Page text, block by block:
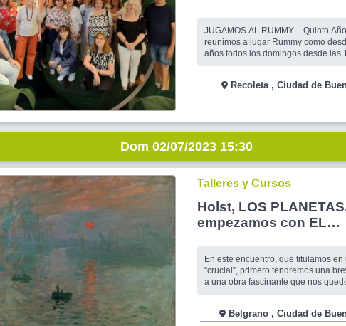
JUGAMOS AL RUMMY – Quinto
reunimos a jugar Rummy como
años todos los domingos desde las 1530 hasta las
personas que vayan por primera
confirmarse para que podamos
juegos de rummy que sean
Recoleta , Ciudad de
Dom 02/07/2023 15:30
Talleres y Cursos
Holst, LOS
empezamos con EL
HORIZONTE de
CAMBIOS –
CRUCIAL
En este encuentro, que titulamos
“crucial”, primero tendremos una
a una obra fascinante que nos
hablar de los GRANDES CAMBIOS
Belgrano , Ciudad de